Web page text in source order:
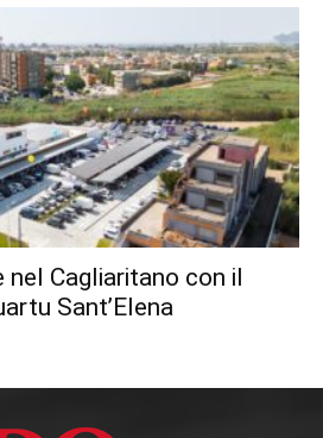
Cagliaritano con il
Sant’Elena